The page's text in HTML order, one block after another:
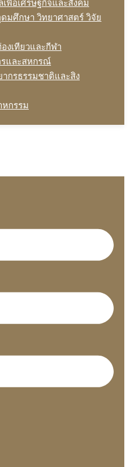
เพือเศรษฐกิจและสังคม
ดมศึกษา วิทยาศาสตร์ วิจัย
งเทียวและกีฬา
รและสหกรณ์
ากรธรรมชาติและสิง
หกรรม